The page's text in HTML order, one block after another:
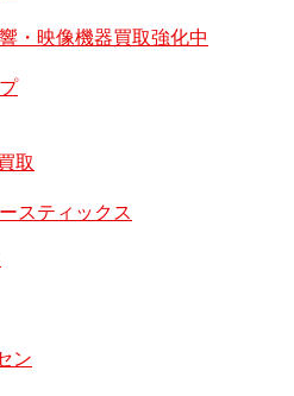
・映像機器買取強化中
取
スティックス
ン